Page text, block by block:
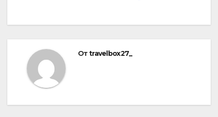
Отtravelbox27_